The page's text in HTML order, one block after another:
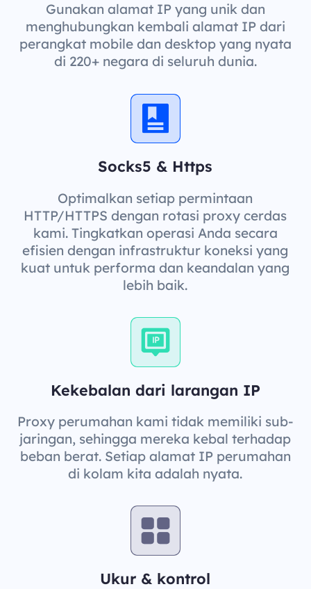
Gunakan alamat IP yang unik dan
menghubungkan kembali alamat IP dari
perangkat mobile dan desktop yang nyata
di 220+ negara di seluruh dunia.
Socks5 & Https
Optimalkan setiap permintaan
HTTP/HTTPS dengan rotasi proxy cerdas
kami. Tingkatkan operasi Anda secara
efisien dengan infrastruktur koneksi yang
kuat untuk performa dan keandalan yang
lebih baik.
Kekebalan dari larangan IP
Proxy perumahan kami tidak memiliki sub-
jaringan, sehingga mereka kebal terhadap
beban berat. Setiap alamat IP perumahan
di kolam kita adalah nyata.
Ukur & kontrol